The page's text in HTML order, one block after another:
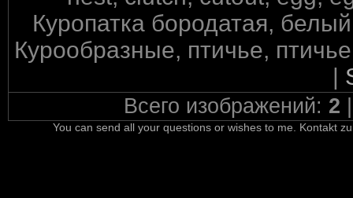
Куропатка бородатая,
Курообразные, птичье,
|
Всего изображений: 2
You can send all your questions or wishes to me. Kontakt